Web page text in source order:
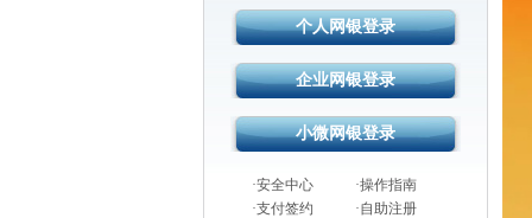
·安全中心
·操作指南
·支付签约
·自助注册